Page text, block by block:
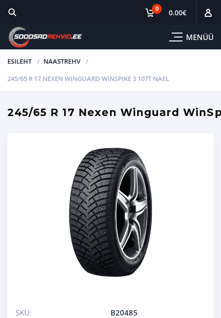
MENÜÜ
0 0.00€
ESILEHT
NAASTREHV
245/65 R 17 NEXEN WINGUARD WINSPIKE 3 107T NAEL
245/65 R 17 Nexen Winguard
SKU:
B20485